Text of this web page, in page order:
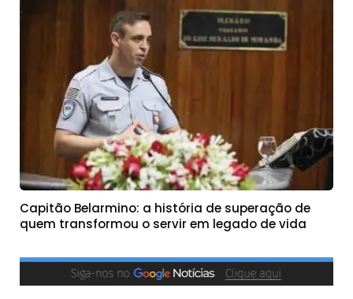
Capitão Belarmino: a história de superação de
quem transformou o servir em legado de vida